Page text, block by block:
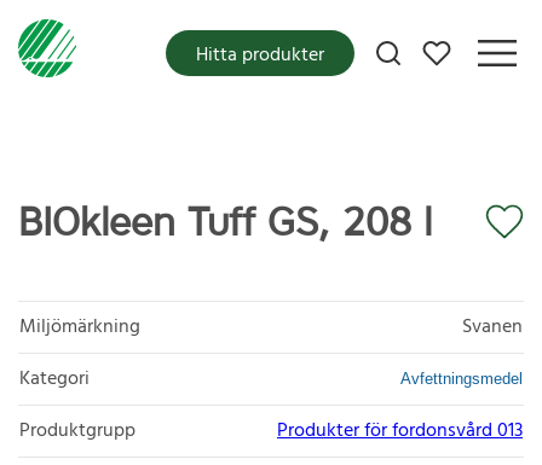
Mina favoriter
Hitta produkter
BIOkleen Tuff GS, 208 l
Miljömärkning
Svanen
Kategori
Avfettningsmedel
Produktgrupp
Produkter för fordonsvård 013